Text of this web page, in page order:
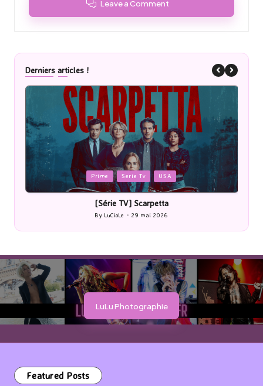
Leave a Comment
Derniers articles !
Posted
in
Prime Serie Tv USA
[Série TV] Scarpetta
Posted
by
By LuCioLe 29 mai 2026
LuLu Photographie
Featured Posts